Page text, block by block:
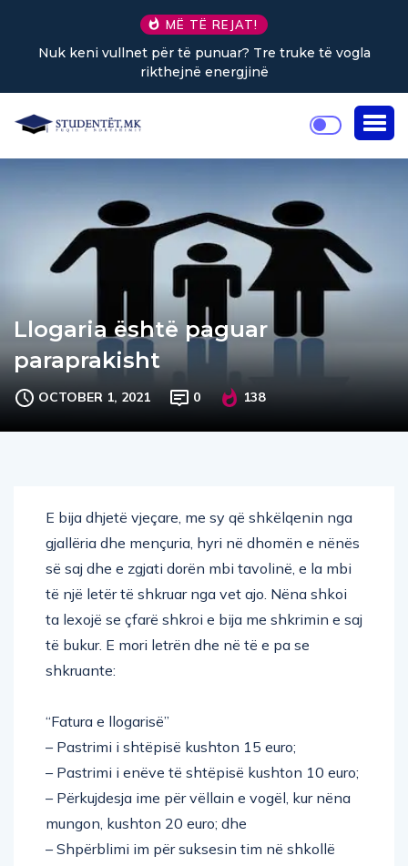
MË TË REJAT!
truke të vogla Sa kafe në ditë ndihmon në uljen
Llogaria është paguar
paraprakisht
OCTOBER 1, 2021 0 138
E bija dhjetë vjeçare, me sy që shkëlqenin nga
gjallëria dhe mençuria, hyri në dhomën e nënës
së saj dhe e zgjati dorën mbi tavolinë, e la mbi
të një letër të shkruar nga vet ajo. Nëna shkoi
ta lexojë se çfarë shkroi e bija me shkrimin e saj
të bukur. E mori letrën dhe në të e pa se
shkruante:
“Fatura e llogarisë”
– Pastrimi i shtëpisë kushton 15 euro;
– Pastrimi i enëve të shtëpisë kushton 10 euro;
– Përkujdesja ime për vëllain e vogël, kur nëna
mungon, kushton 20 euro; dhe
– Shpërblimi im për suksesin tim në shkollë